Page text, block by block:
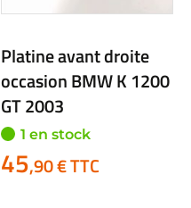
Platine avant droite
occasion BMW K 1200
GT 2003
1 en stock
45,90 € TTC